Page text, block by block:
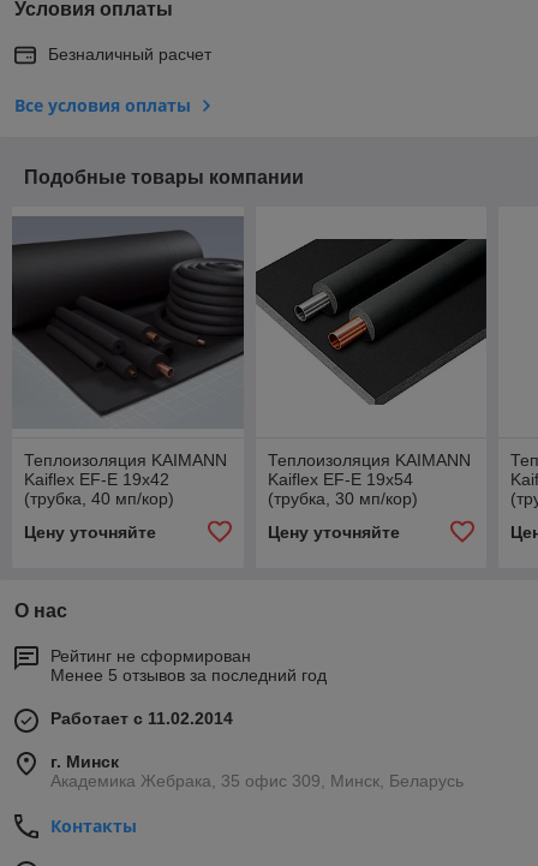
Условия оплаты
Безналичный расчет
Все условия оплаты
Подобные товары компании
Теплоизоляция KAIMANN
Kaiflex EF-E 19x42
(трубка, 40 мп/кор)
Цену уточняйте
Теплоизоляция KAIMANN
Kaiflex EF-E 19x54
(трубка, 30 мп/кор)
Цену уточняйте
О нас
Рейтинг не сформирован
Менее 5 отзывов за последний год
Работает с 11.02.2014
г. Минск
Академика Жебрака, 35 офис 309, Минск, Беларусь
Контакты